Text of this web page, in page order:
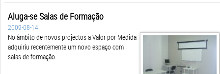
Aluga-se Salas de Formação
2009-08-14
No âmbito de novos projectos a Valor por Medida
adquiriu recentemente um novo espaço com
salas de formação.